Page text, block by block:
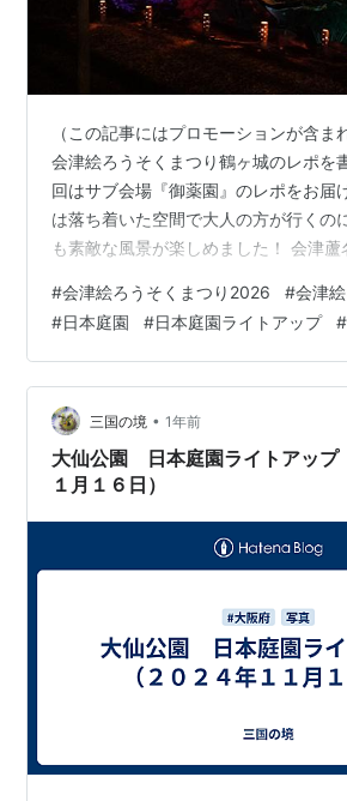
（この記事にはプロモーションが含ま
会津絵ろうそくまつり鶴ヶ城のレポを
回はサブ会場『御薬園』のレポをお届
は落ち着いた空間で大人の方が行くの
も素敵な風景が楽しめました！ 会津蘆
幻想的な竹の灯りを道標に会場内へ カ
ップと心字の池の水鏡が美しすぎる カ
ライトアップがさらにカラフルに！
ろうそく紹介 まとめ：『会津絵ろう
も子どもも1人でも家族連れも楽しめる
時代から続いた大名庭園『御薬園…
#会津絵ろうそくまつり2026 #会津
#日本庭園 #日本庭園ライトアップ #
三国の境 • 1年前
大仙公園 日本庭園ライトアップ
１月１６日）